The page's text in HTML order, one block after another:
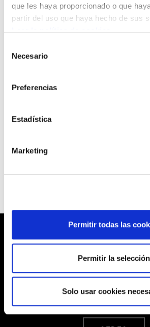
que les haya proporcionado o que
partir del uso que haya hecho de sus
Necesario
Preferencias
Estadística
Marketing
Permitir todas las
Permitir la selección
Solo usar cookies
conflicto. Es más se va a firmar un acuerdo con
ELA recuerda que es el único sindicato que ha
Al resto de los sindicatos les ha entrado vértigo en las
que, sin lugar a dudas, hubiera sido un éxito, vista la
realizando en los centros de trabajo.
Barrainkua, 13 48009
Tel:944 03 77